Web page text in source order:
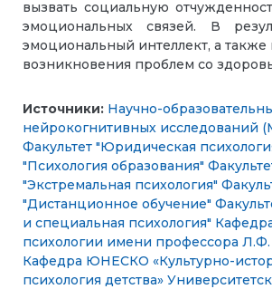
вызвать социальную
эмоциональных связей. В
эмоциональный интеллект, а также
возникновения проблем со
Источники: Научно-
нейрокогнитивных исследований
Факультет "Юридическая
"Психология образования"
"Экстремальная психология"
"Дистанционное обучение"
и специальная психология"
психологии имени профессора
Кафедра ЮНЕСКО «Культурно-
психология детства»